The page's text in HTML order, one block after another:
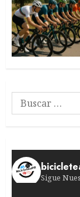
Buscar:
Sigue